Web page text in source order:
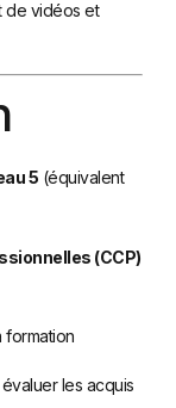
de vidéos et
5 (équivalent
(CCP)
formation
les acquis